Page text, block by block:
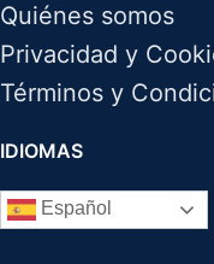
Quiénes somos
Privacidad y
Términos y
IDIOMAS
Español